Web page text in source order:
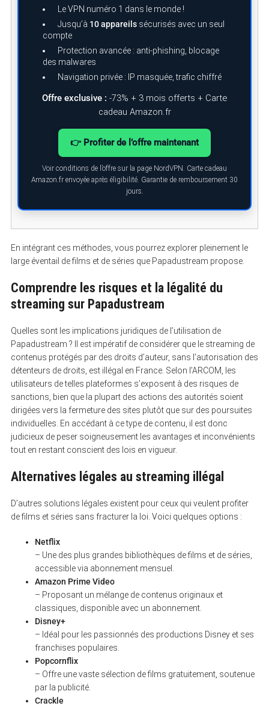
Le VPN numéro 1 dans le monde !
Jusqu’à 10 appareilssécurisés avec un seul
compte
Protection avancée : anti-phishing, blocage
des malwares
Navigation privée : IP masquée, trafic chiffré
Offre exclusive : -73% + 3 mois offerts + Carte
cadeau Amazon.fr
👉 Profiter de l’offre maintenant
Voir conditions de l’offre sur la page NordVPN. Carte cadeau
Amazon.fr envoyée après éligibilité. Garantie de remboursement 30
jours.
En intégrant ces méthodes, vous pourrez explorer pleinement le
large éventail de films et de séries que Papadustream propose.
Comprendre les risques et la légalité du
streaming sur Papadustream
Quelles sont les implications juridiques de l’utilisation de
Papadustream ? Il est impératif de considérer que le streaming de
contenus protégés par des droits d’auteur, sans l’autorisation des
détenteurs de droits, est illégal en France. Selon l’ARCOM, les
utilisateurs de telles plateformes s’exposent à des risques de
sanctions, bien que la plupart des actions des autorités soient
dirigées vers la fermeture des sites plutôt que sur des poursuites
individuelles. En accédant à ce type de contenu, il est donc
judicieux de peser soigneusement les avantages et inconvénients
tout en restant conscient des lois en vigueur.
Alternatives légales au streaming illégal
D’autres solutions légales existent pour ceux qui veulent profiter
de films et séries sans fracturer la loi. Voici quelques options :
Netflix
– Une des plus grandes bibliothèques de films et de séries,
accessible via abonnement mensuel.
Amazon Prime Video
– Proposant un mélange de contenus originaux et
classiques, disponible avec un abonnement.
Disney+
– Idéal pour les passionnés des productions Disney et ses
franchises populaires.
Popcornflix
– Offre une vaste sélection de films gratuitement, soutenue
par la publicité.
Crackle
h
o
: